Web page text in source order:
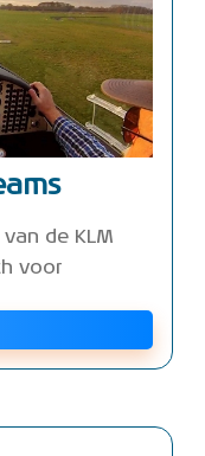
de KLM
voor